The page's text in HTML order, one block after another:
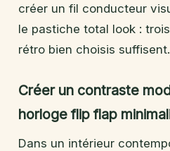
créer un fil conducteur
le pastiche total look :
rétro bien choisis suffisent.
Créer un contraste
horloge flip flap
Dans un intérieur